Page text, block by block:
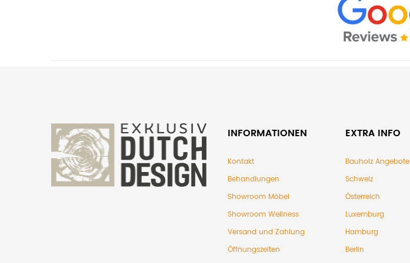
INFORMATIONEN
Kontakt
Behandlungen
Showroom Möbel
Showroom Wellness
Versand und Zahlung
Öffnungszeiten
EXTRA INFO
Bauholz Angebote
Schweiz
Österreich
Luxemburg
Hamburg
Berlin